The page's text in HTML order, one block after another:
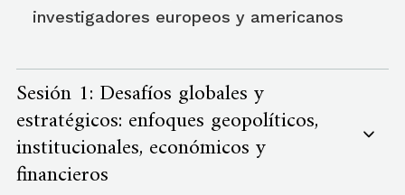
investigadores europeos y americanos
Sesión 1: Desafíos globales y
estratégicos: enfoques geopolíticos,
institucionales, económicos y
financieros